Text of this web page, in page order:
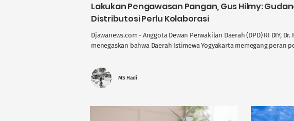
Lakukan Pengawasan Pangan, Gus Hilmy:
Distributosi Perlu Kolaborasi
Djawanews.com - Anggota Dewan Perwakilan Daerah (DPD) RI DIY,
menegaskan bahwa Daerah Istimewa Yogyakarta memegang peran
MS Hadi